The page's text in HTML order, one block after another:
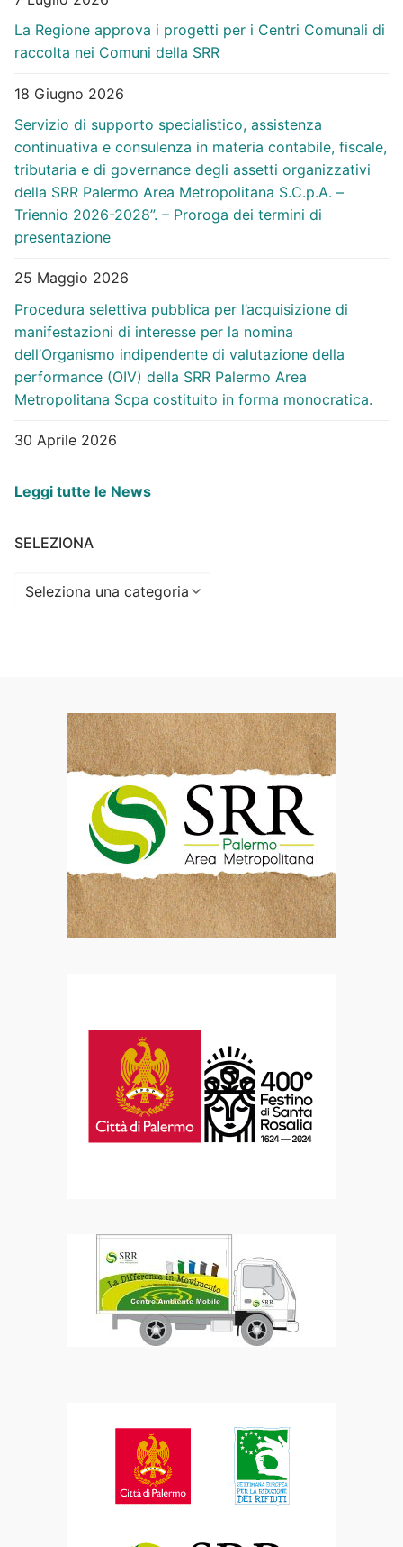
La Regione approva i progetti per i Centri Comunali di
raccolta nei Comuni della SRR
18 Giugno 2026
Servizio di supporto specialistico, assistenza
continuativa e consulenza in materia contabile, fiscale,
tributaria e di governance degli assetti organizzativi
della SRR Palermo Area Metropolitana S.C.p.A. –
Triennio 2026-2028”. – Proroga dei termini di
presentazione
25 Maggio 2026
Procedura selettiva pubblica per l’acquisizione di
manifestazioni di interesse per la nomina
dell’Organismo indipendente di valutazione della
performance (OIV) della SRR Palermo Area
Metropolitana Scpa costituito in forma monocratica.
30 Aprile 2026
Leggi tutte le News
SELEZIONA
Seleziona